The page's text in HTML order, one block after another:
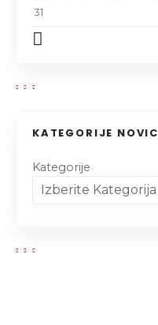
31
KATEGORIJE NOVIC
Kategorije